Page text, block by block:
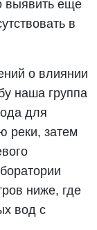
выявить еще
в
о влиянии
наша группа
для
реки, затем
ниже, где
вод с